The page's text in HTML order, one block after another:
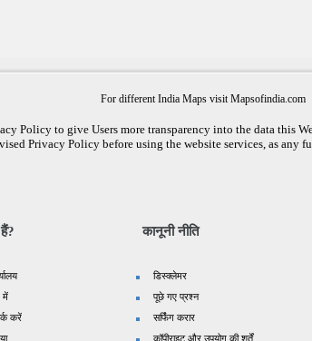
For different India Maps visit Mapsofindia.com
Policy to give Users more transparency into the data this
Privacy Policy before using the website services, as any
में
करें
कानूनी नीति
डिस्क्लेमर
पूछे गए प्रश्न
सर्फिंग करार
कॉपीराइट और उपयोग की शर्तें